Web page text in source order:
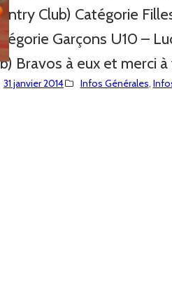
Club) Catégorie
Garçons U10 –
Bravos à eux et merci
31 janvier 2014 Infos Générales,